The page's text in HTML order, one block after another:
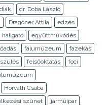
diák
dr. Doba László
Dragóner Attila
edzés
együttműködés
falumúzeum
fazekas
felsőoktatás
foci
Horváth Csaba
szünet
járműipar